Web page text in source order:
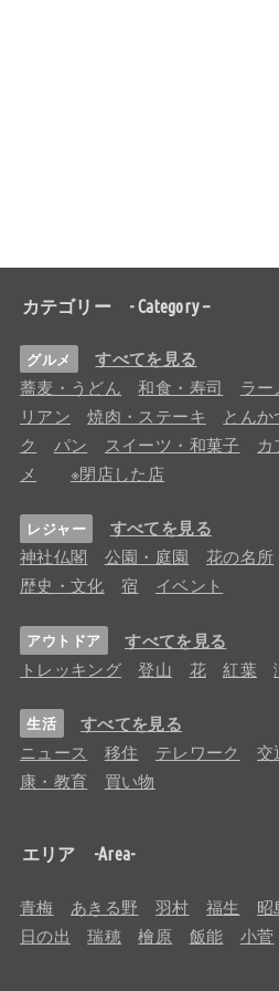
カテゴリー - Category –
グルメ すべてを見る
蕎麦・うどん 和食・寿司 ラー
リアン
焼肉・ステーキ とんか
ク
パン スイーツ・和菓子 カ
メ
※閉店した店
レジャー すべてを見る
神社仏閣 公園・庭園 花の名所
歴史・文化
宿 イベント
アウトドア すべてを見る
トレッキング 登山 花 紅葉
生活 すべてを見る
ニュース 移住 テレワーク 交
康・教育
買い物
エリア -Area-
青梅 あきる野 羽村 福生 昭
日の出
瑞穂 檜原 飯能 小菅